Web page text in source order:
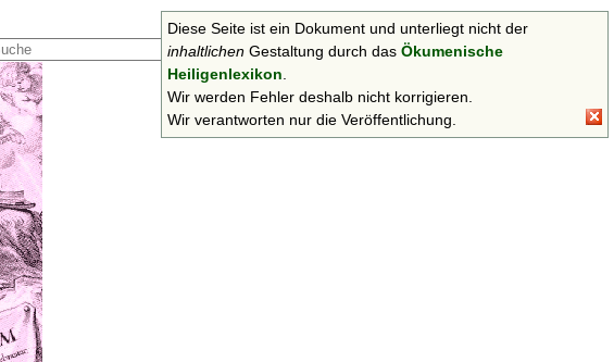
Suchen
Diese Seite ist ein Dokument und unterliegt nicht der
inhaltlichen Gestaltung durch das Ökumenische
Heiligenlexikon
Wir werden Fehler deshalb nicht korrigieren.
Wir verantworten nur die Veröffentlichung.